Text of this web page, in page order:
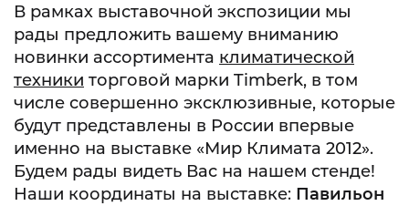
В рамках выставочной экспозиции мы
рады предложить вашему вниманию
новинки ассортимента климатической
техники торговой марки Timberk, в том
числе совершенно эксклюзивные, которые
будут представлены в России впервые
именно на выставке «Мир Климата 2012».
Будем рады видеть Вас на нашем стенде!
Наши координаты на выставке: Павильон